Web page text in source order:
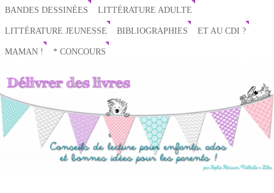
BANDES DESSINÉES LITTÉRATURE ADULTE
LITTÉRATURE JEUNESSE BIBLIOGRAPHIES ET AU CDI ?
MAMAN ! * CONCOURS